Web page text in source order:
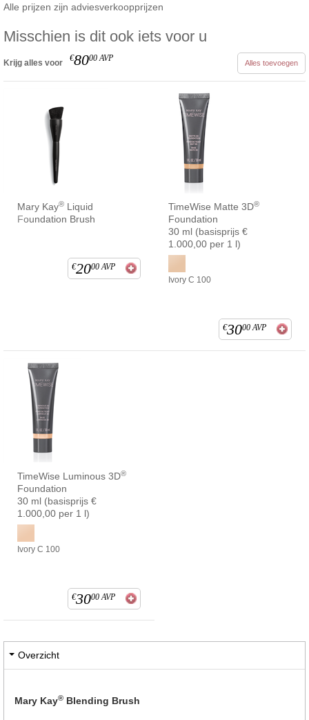
Alle prijzen zijn adviesverkoopprijzen
Misschien is dit ook iets voor u
Krijg alles voor €8000 AVP Alles toevoegen
Mary Kay® Liquid
Foundation Brush
€2000 AVP
TimeWise Matte 3D®
Foundation
30 ml (basisprijs €
1.000,00 per 1 l)
Ivory C 100
€3000 AVP
TimeWise Luminous 3D®
Foundation
30 ml (basisprijs €
1.000,00 per 1 l)
Ivory C 100
€3000 AVP
Overzicht
Mary Kay® Blending Brush